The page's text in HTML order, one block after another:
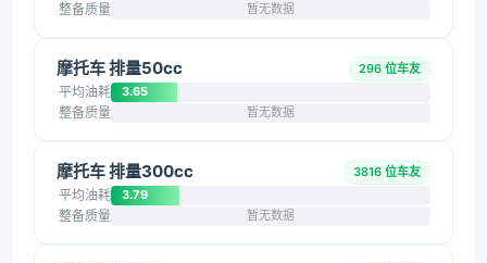
整备质量 暂无数据
摩托车 排量50cc 296 位车友
平均油耗 3.65
整备质量 暂无数据
摩托车 排量300cc 3816 位车友
平均油耗 3.79
整备质量 暂无数据